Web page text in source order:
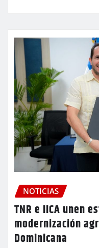
NOTICIAS
TNR e IICA unen
modernización
Dominicana